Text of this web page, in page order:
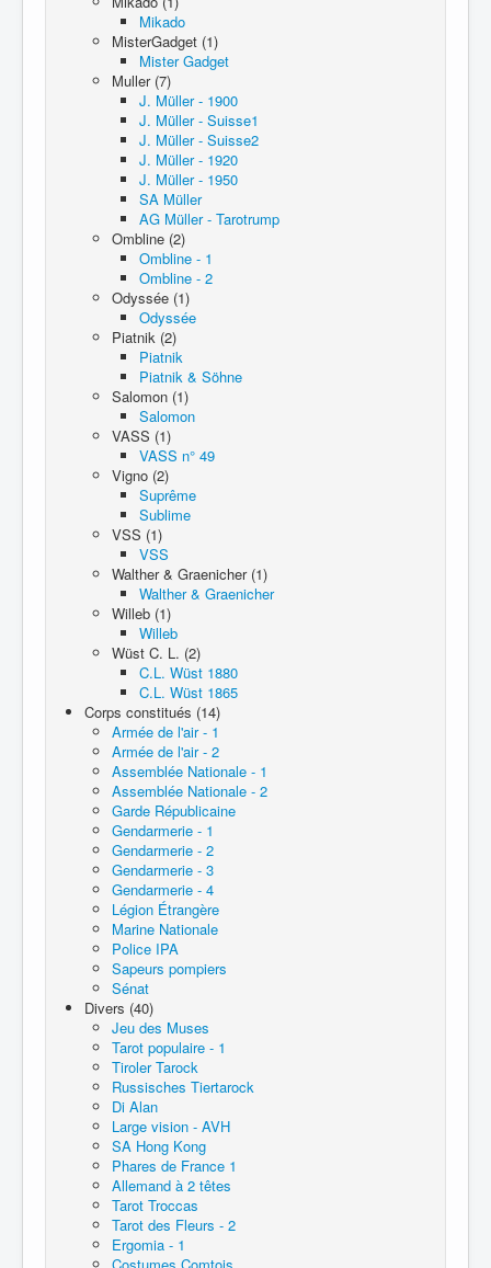
Mikado
MisterGadget (1)
Mister Gadget
Muller (7)
J. Müller - 1900
J. Müller - Suisse1
J. Müller - Suisse2
J. Müller - 1920
J. Müller - 1950
SA Müller
AG Müller - Tarotrump
Ombline (2)
Ombline - 1
Ombline - 2
Odyssée (1)
Odyssée
Piatnik (2)
Piatnik
Piatnik & Söhne
Salomon (1)
Salomon
VASS (1)
VASS n° 49
Vigno (2)
Suprême
Sublime
VSS (1)
VSS
Walther & Graenicher (1)
Walther & Graenicher
Willeb (1)
Willeb
Wüst C. L. (2)
C.L. Wüst 1880
C.L. Wüst 1865
Corps constitués (14)
Armée de l'air - 1
Armée de l'air - 2
Assemblée Nationale - 1
Assemblée Nationale - 2
Garde Républicaine
Gendarmerie - 1
Gendarmerie - 2
Gendarmerie - 3
Gendarmerie - 4
Légion Étrangère
Marine Nationale
Police IPA
Sapeurs pompiers
Sénat
Divers (40)
Jeu des Muses
Tarot populaire - 1
Tiroler Tarock
Russisches Tiertarock
Di Alan
Large vision - AVH
SA Hong Kong
Phares de France 1
Allemand à 2 têtes
Tarot Troccas
Tarot des Fleurs - 2
Ergomia - 1